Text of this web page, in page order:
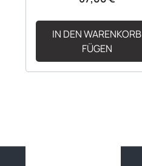
IN DEN WARENKORB
FÜGEN